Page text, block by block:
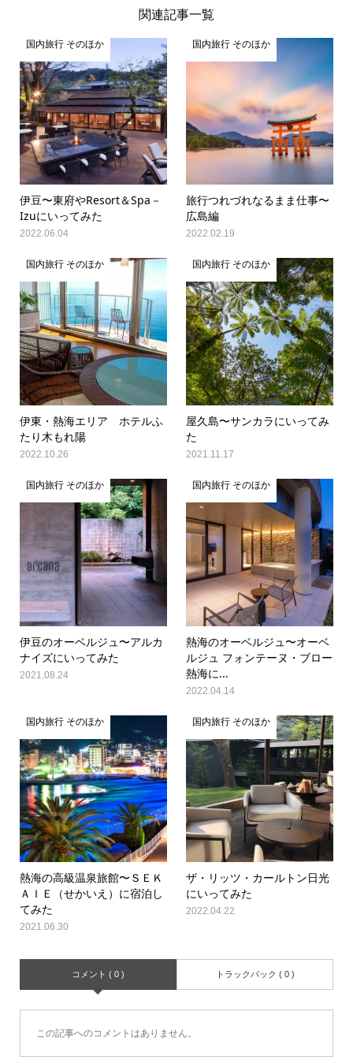
関連記事一覧
国内旅行 そのほか
伊豆〜東府やResort＆Spa－
Izuにいってみた
2022.06.04
国内旅行 そのほか
旅行つれづれなるまま仕事〜
広島編
2022.02.19
国内旅行 そのほか
伊東・熱海エリア ホテルふ
たり木もれ陽
2022.10.26
国内旅行 そのほか
屋久島〜サンカラにいってみ
た
2021.11.17
国内旅行 そのほか
伊豆のオーベルジュ〜アルカ
ナイズにいってみた
2021.08.24
国内旅行 そのほか
熱海のオーベルジュ〜オーベ
ルジュ フォンテーヌ・ブロー
熱海に...
2022.04.14
国内旅行 そのほか
熱海の高級温泉旅館〜ＳＥＫ
ＡＩＥ（せかいえ）に宿泊し
てみた
2021.06.30
国内旅行 そのほか
ザ・リッツ・カールトン日光
にいってみた
2022.04.22
コメント ( 0 ) トラックバック ( 0 )
この記事へのコメントはありません。